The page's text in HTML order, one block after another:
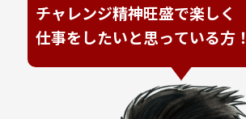
チャレンジ精神旺盛で楽しく
仕事をしたいと思っている方！